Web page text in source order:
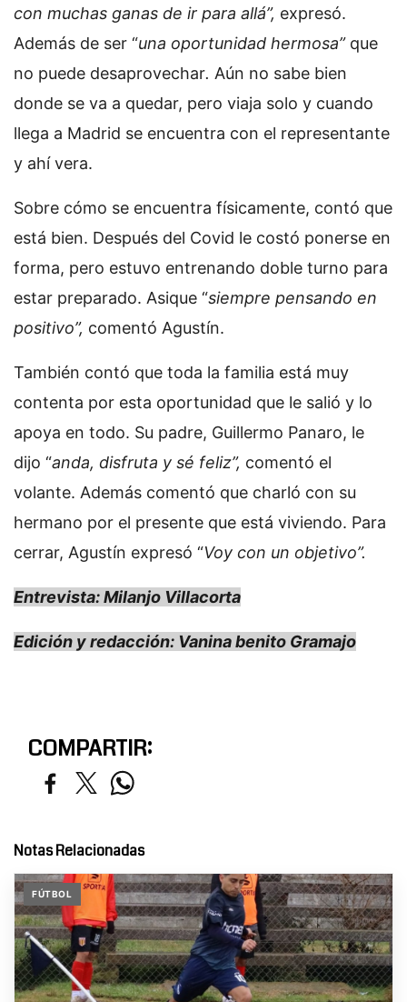
con muchas ganas de ir para allá”, expresó.
Además de ser “una oportunidad hermosa” que
no puede desaprovechar. Aún no sabe bien
donde se va a quedar, pero viaja solo y cuando
llega a Madrid se encuentra con el representante
y ahí vera.
Sobre cómo se encuentra físicamente, contó que
está bien. Después del Covid le costó ponerse en
forma, pero estuvo entrenando doble turno para
estar preparado. Asique “siempre pensando en
positivo”, comentó Agustín.
También contó que toda la familia está muy
contenta por esta oportunidad que le salió y lo
apoya en todo. Su padre, Guillermo Panaro, le
dijo “anda, disfruta y sé feliz”, comentó el
volante. Además comentó que charló con su
hermano por el presente que está viviendo. Para
cerrar, Agustín expresó “Voy con un objetivo”.
Entrevista: Milanjo Villacorta
Edición y redacción: Vanina benito Gramajo
COMPARTIR:
Notas Relacionadas
FÚTBOL